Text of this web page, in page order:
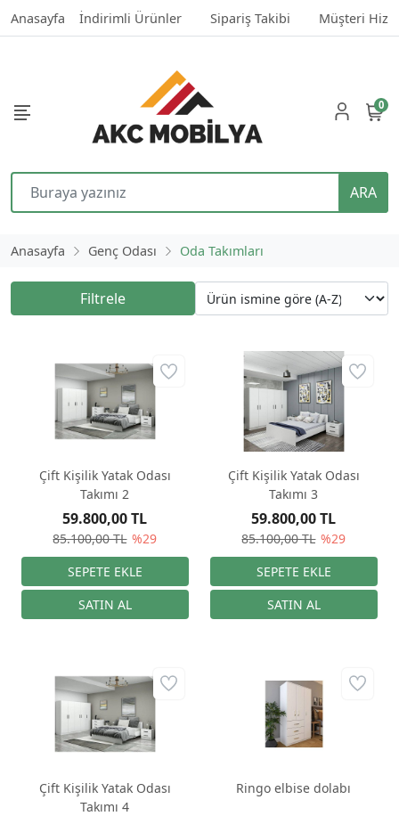
Anasayfa İndirimli Ürünler Sipariş Takibi Müşteri
ARA
0
Anasayfa Genç Odası Oda Takımları
Filtrele
Çift Kişilik Yatak Odası
Takımı 2
85.100,00 TL %29
59.800,00 TL
Çift Kişilik Yatak Odası
Takımı 3
85.100,00 TL %29
59.800,00 TL
Çift Kişilik Yatak Odası
Takımı 4
Ringo elbise dolabı